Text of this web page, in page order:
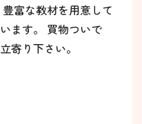
富な教材を用意して
ます。 買物ついで
寄り下さい。